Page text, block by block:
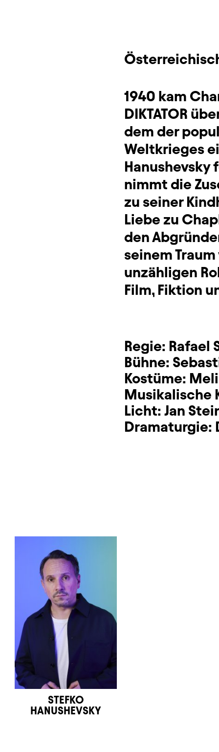
1940 kam
DIKTATOR
dem der
Weltkrieges
Hanushevsky
nimmt die
zu seiner
Liebe zu
den
seinem
unzähligen
Film, Fiktion
Regie: Rafael
Bühne:
Kostüme:
Musikalische
Licht: Jan
Dramaturgie:
STEFKO
HANUSHEVSKY